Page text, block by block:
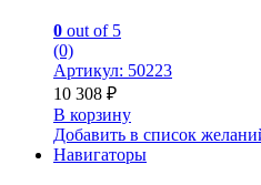
0 out of 5
(0)
Артикул: 50223
10 308 ₽
В корзину
Добавить в список
Навигаторы